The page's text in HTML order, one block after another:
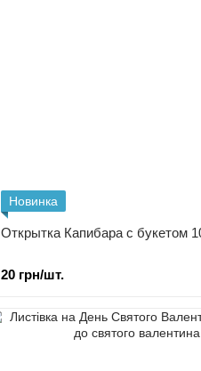
Новинка
Открытка Капибара с букетом
20 грн/шт.